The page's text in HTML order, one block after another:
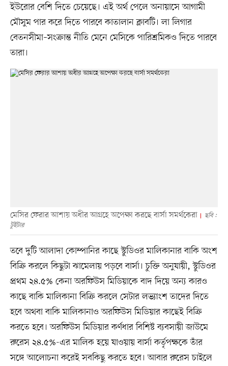
ইউরোর বেশি দিতে চেয়েছে। এই অর্থ পেলে অনায়াসে আগামী
মৌসুম পার করে দিতে পারবে কাতালান ক্লাবটি। লা লিগার
বেতনসীমা–সংক্রান্ত নীতি মেনে মেসিকে পারিশ্রমিকও দিতে পারবে
তারা।
মেসির ফেরার আশায় অধীর আগ্রহে অপেক্ষা করছে বার্সা সমর্থকেরা
ছবি :
টুইটার
তবে দুটি আলাদা কোম্পানির কাছে স্টুডিওর মালিকানার বাকি অংশ
বিক্রি করলে কিছুটা ঝামেলায় পড়বে বার্সা। চুক্তি অনুযায়ী, স্টুডিওর
প্রথম ২৪.৫% কেনা অরফিউস মিডিয়াকে বাদ দিয়ে অন্য কারও
কাছে বাকি মালিকানা বিক্রি করলে সেটার লভ্যাংশ তাদের দিতে
হবে অথবা বাকি মালিকানাও অরফিউস মিডিয়ার কাছেই বিক্রি
করতে হবে। অরফিউস মিডিয়ার কর্ণধার বিশিষ্ট ব্যবসায়ী জাউমে
রুরেস ২৪.৫%-এর মালিক হয়ে যাওয়ায় বার্সা কর্তৃপক্ষকে তাঁর
সঙ্গে আলোচনা করেই সবকিছু করতে হবে। আবার রুরেস চাইলে